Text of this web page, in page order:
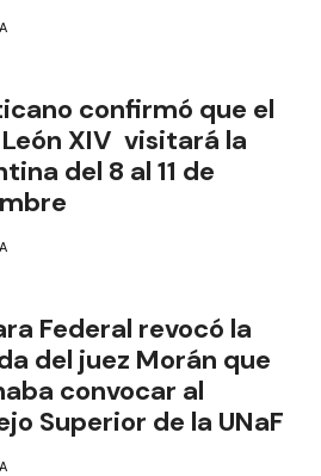
confirmó que el
XIV visitará la
del 8 al 11 de
Federal revocó la
del juez Morán que
convocar al
Superior de la UNaF